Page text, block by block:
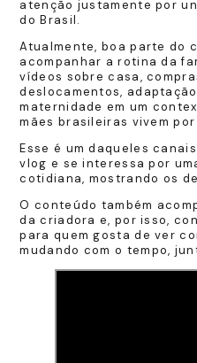
atenção justamente por
do Brasil.
Atualmente, boa parte do
acompanhar a rotina da
vídeos sobre casa,
deslocamentos,
maternidade em um
mães brasileiras vivem por
Esse é um daqueles
vlog e se interessa por
cotidiana, mostrando os
O conteúdo também
da criadora e, por isso,
para quem gosta de ver
mudando com o tempo,